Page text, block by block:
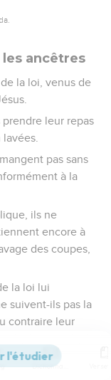
ancêtres
la loi, venus de
leur repas
pas sans
à la
ils ne
encore à
des coupes,
la loi lui
suivent-ils pas la
contraire leur
a bien prophétisé